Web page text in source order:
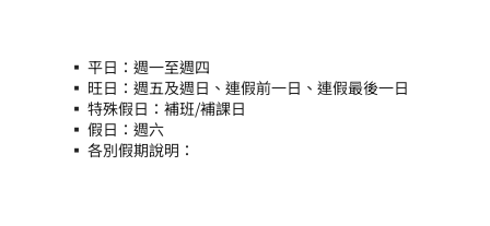
▪ 平日：週一至週四
▪ 旺日：週五及週日、連假前一日、連假最後一日
▪ 特殊假日：補班/補課日
▪ 假日：週六
▪ 各別假期說明：